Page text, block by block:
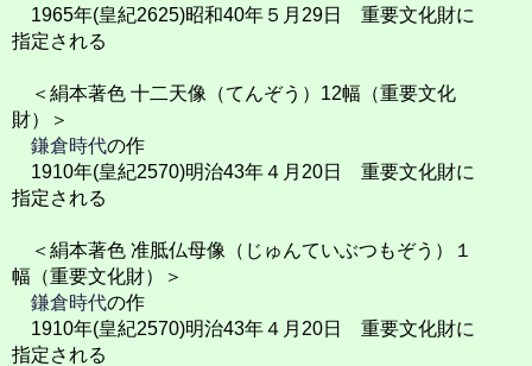
1965年(皇紀2625)昭和40年５月29日 重要文化財に
指定される
＜絹本著色 十二天像（てんぞう）12幅（重要文化
財）＞
鎌倉時代の作
1910年(皇紀2570)明治43年４月20日 重要文化財に
指定される
＜絹本著色 准胝仏母像（じゅんていぶつもぞう）１
幅（重要文化財）＞
鎌倉時代の作
1910年(皇紀2570)明治43年４月20日 重要文化財に
指定される